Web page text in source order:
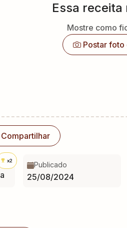
Essa
Mostre como
Postar foto
Compartilhar
x2 Publicado
25/08/2024